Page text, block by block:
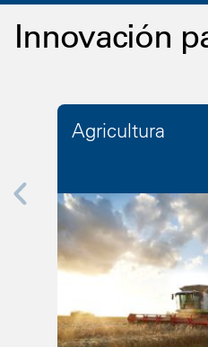
Innovación
Agricultura